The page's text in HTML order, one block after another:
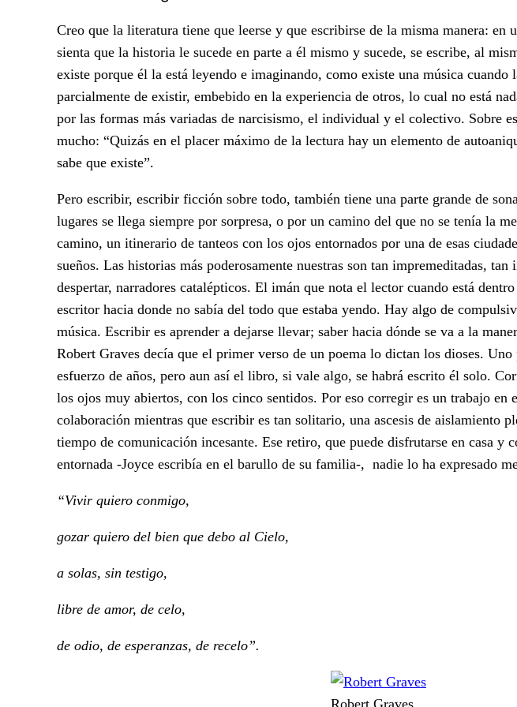
Creo que la literatura tiene que leerse y que escribirse de la misma manera: en
sienta que la historia le sucede en parte a él mismo y sucede, se escribe, al
existe porque él la está leyendo e imaginando, como existe una música
parcialmente de existir, embebido en la experiencia de otros, lo cual no está
por las formas más variadas de narcisismo, el individual y el colectivo. Sobre
mucho: “Quizás en el placer máximo de la lectura hay un elemento de
sabe que existe”.
Pero escribir, escribir ficción sobre todo, también tiene una parte grande de
lugares se llega siempre por sorpresa, o por un camino del que no se tenía la
camino, un itinerario de tanteos con los ojos entornados por una de esas
sueños. Las historias más poderosamente nuestras son tan impremeditadas,
despertar, narradores catalépticos. El imán que nota el lector cuando está
escritor hacia donde no sabía del todo que estaba yendo. Hay algo de
música. Escribir es aprender a dejarse llevar; saber hacia dónde se va a la
Robert Graves decía que el primer verso de un poema lo dictan los dioses. Uno
esfuerzo de años, pero aun así el libro, si vale algo, se habrá escrito él solo.
los ojos muy abiertos, con los cinco sentidos. Por eso corregir es un trabajo en
colaboración mientras que escribir es tan solitario, una ascesis de aislamiento
tiempo de comunicación incesante. Ese retiro, que puede disfrutarse en casa y
entornada -Joyce escribía en el barullo de su familia-, nadie lo ha expresado
“Vivir quiero conmigo,
gozar quiero del bien que debo al Cielo,
a solas, sin testigo,
libre de amor, de celo,
de odio, de esperanzas, de recelo”.
Robert Graves